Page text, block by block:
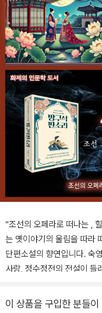
"조선의 오페라로 떠나는 , 힐링 에세이
는 옛이야기의 울림을 따라
단편소설의 향연입니다. 숙
사랑, 정수정전의 전설이 들
22편을 판소리의 호흡으로
이 상품을 구입한 분들